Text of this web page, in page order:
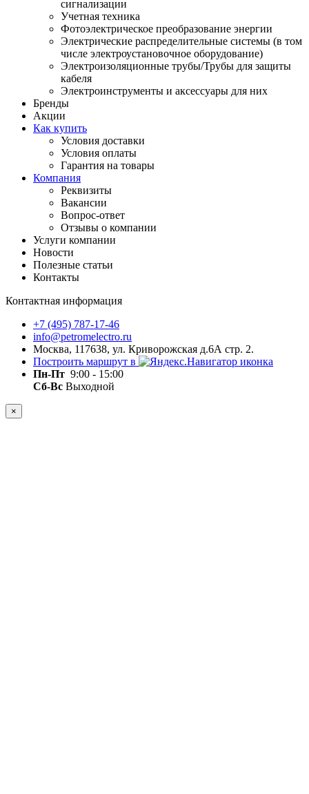
сигнализации
Учетная техника
Фотоэлектрическое преобразование энергии
Электрические распределительные системы (в том
числе электроустановочное оборудование)
Электроизоляционные трубы/Трубы для защиты
кабеля
Электроинструменты и аксессуары для них
Бренды
Акции
Как купить
Условия доставки
Условия оплаты
Гарантия на товары
Компания
Реквизиты
Вакансии
Вопрос-ответ
Отзывы о компании
Услуги компании
Новости
Полезные статьи
Контакты
Контактная информация
+7 (495) 787-17-46
info@petromelectro.ru
Москва, 117638, ул. Криворожская д.6А стр. 2.
Построить маршрут в
Пн-Пт 9:00 - 15:00
Сб-Вс Выходной
×